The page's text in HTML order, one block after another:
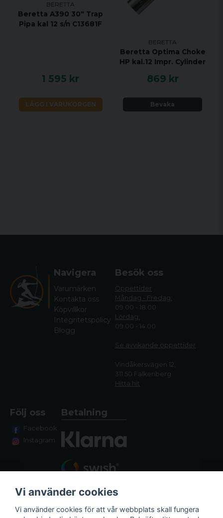
BERETTA
Beretta A390 30" Trap
Pipa kal 12 s/n C13681F
1 595 kr
LÄGG I VARUKORGEN
BERETTA
Beretta Optima Choke
HP kal.12 Impr. Cylinder
869 kr
Bevaka
Navigera
Varumärken
Kontakta oss
Köpvillkor
Integritetspolicy
Blogg
Besök oss
Öppettider
Måndag - Fredag:
09.00 - 18.00
Lördag:
09.00 - 14.00
Se avvikande öppettider
Vindåkersvägen 12,
311 50 Falkenberg
Hitta hit
Följ oss
Facebook
Instagram
Betalning
Vi använder cookies
Vi använder cookies för att vår webbplats skall fungera